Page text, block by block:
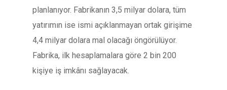
planlanıyor. Fabrikanın 3,5 milyar dolara, tüm
yatırımın ise ismi açıklanmayan ortak girişime
4,4 milyar dolara mal olacağı öngörülüyor.
Fabrika, ilk hesaplamalara göre 2 bin 200
kişiye iş imkânı sağlayacak.